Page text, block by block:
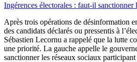
Ingérences électorales : faut-il sanctionner
Après trois opérations de désinformation
des candidats déclarés ou pressentis à
Sébastien Lecornu a rappelé que la lutte
une priorité. La gauche appelle le
sanctionner les réseaux sociaux